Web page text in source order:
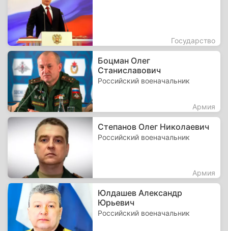
Государство
Боцман Олег
Станиславович
Российский военачальник
Армия
Степанов Олег Николаевич
Российский военачальник
Армия
Юлдашев Александр
Юрьевич
Российский военачальник